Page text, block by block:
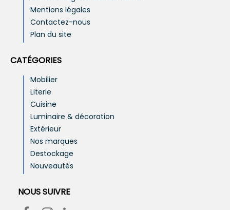
Mentions légales
Contactez-nous
Plan du site
CATÉGORIES
Mobilier
Literie
Cuisine
Luminaire & décoration
Extérieur
Nos marques
Destockage
Nouveautés
NOUS SUIVRE